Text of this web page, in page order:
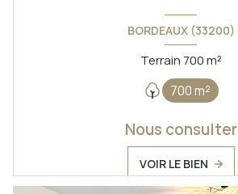
BORDEAUX (33200)
Terrain 700 m²
700 m²
Nous consulter
VOIR LE BIEN